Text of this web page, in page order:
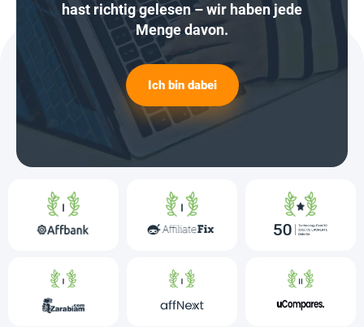
hast richtig gelesen – wir haben jede
Menge davon.
Ich bin dabei